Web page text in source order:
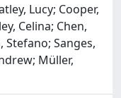
Lucy; Cooper,
Celina; Chen,
Stefano; Sanges,
Müller,